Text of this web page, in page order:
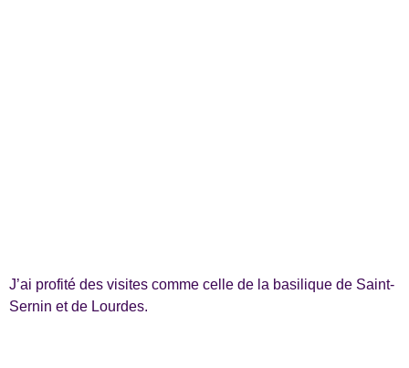
J’ai profité des visites comme celle de la basilique de Saint-
Sernin et de Lourdes.